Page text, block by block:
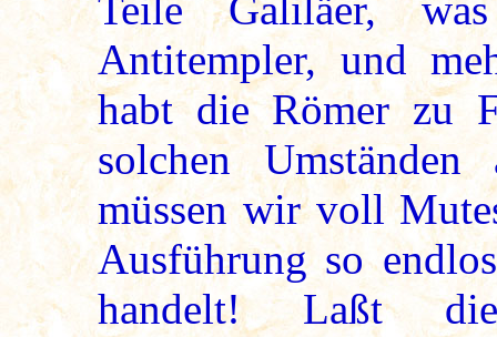
Teile Galiläer,
Antitempler, und
habt die Römer zu
solchen
müssen wir voll
Ausführung so
handelt! Laßt